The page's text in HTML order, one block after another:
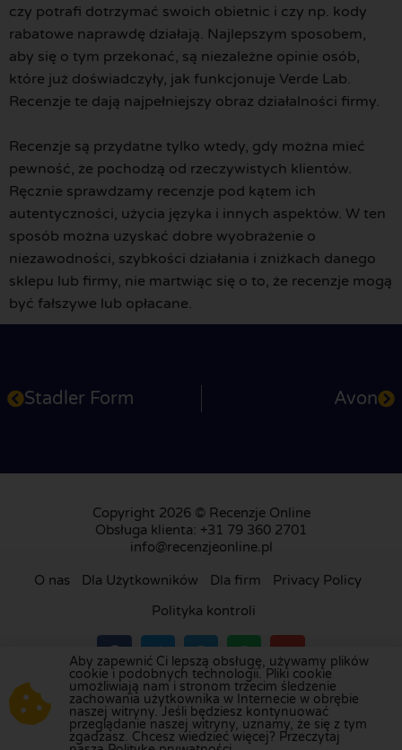
czy potrafi dotrzymać swoich obietnic i czy np. kody
rabatowe naprawdę działają. Najlepszym sposobem,
aby się o tym przekonać, są niezależne opinie osób,
które już doświadczyły, jak funkcjonuje Verde Lab.
Recenzje te dają najpełniejszy obraz działalności firmy.
Recenzje są przydatne tylko wtedy, gdy można mieć
pewność, że pochodzą od rzeczywistych klientów.
Ręcznie sprawdzamy recenzje pod kątem ich
autentyczności, użycia języka i innych aspektów. W ten
sposób można uzyskać dobre wyobrażenie o
niezawodności, szybkości działania i zniżkach danego
sklepu lub firmy, nie martwiąc się o to, że recenzje mogą
być fałszywe lub opłacane.
Stadler Form Avon
Copyright 2026 © Recenzje Online
Obsługa klienta: +31 79 360 2701
info@recenzjeonline.pl
O nas Dla Użytkowników Dla firm
Privacy Policy
Polityka kontroli
Odwiedź naszą platformę recenzji wHolandii,
Wielkiej Brytanii,Francji,Niemczech,Belgii,
Hiszpanii,Włoszech, Portugalii,Danii,Finlandii i
Aby zapewnić Ci lepszą obsługę, używamy plików
cookie i podobnych technologii. Pliki cookie
umożliwiają nam i stronom trzecim śledzenie
zachowania użytkownika w Internecie w obrębie
naszej witryny. Jeśli będziesz kontynuować
przeglądanie naszej witryny, uznamy, że się z tym
zgadzasz. Chcesz wiedzieć więcej? Przeczytaj